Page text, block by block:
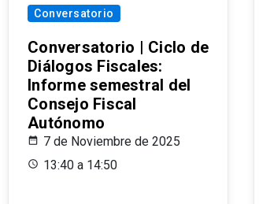
Conversatorio
Conversatorio | Ciclo de
Diálogos Fiscales:
Informe semestral del
Consejo Fiscal
Autónomo
7 de Noviembre de 2025
13:40 a 14:50